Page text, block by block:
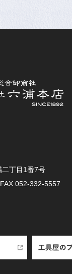
丁⽬1番7号
FAX 052-332-5557